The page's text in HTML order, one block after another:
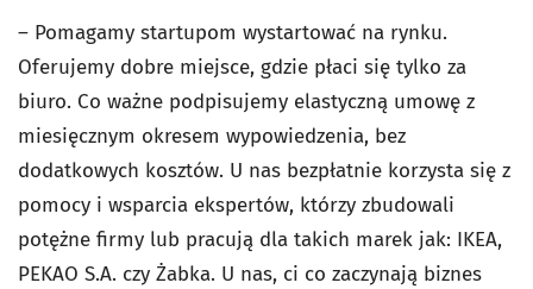
– Pomagamy startupom wystartować na rynku.
Oferujemy dobre miejsce, gdzie płaci się tylko za
biuro. Co ważne podpisujemy elastyczną umowę z
miesięcznym okresem wypowiedzenia, bez
dodatkowych kosztów. U nas bezpłatnie korzysta się z
pomocy i wsparcia ekspertów, którzy zbudowali
potężne firmy lub pracują dla takich marek jak: IKEA,
PEKAO S.A. czy Żabka. U nas, ci co zaczynają biznes